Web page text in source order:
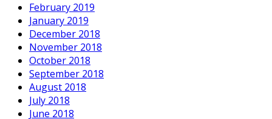
February 2019
January 2019
December 2018
November 2018
October 2018
September 2018
August 2018
July 2018
June 2018